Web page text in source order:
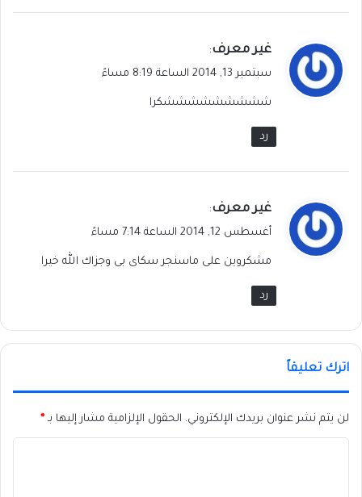
ي
ق
غير معرف:
سبتمبر 13, 2014 الساعة 8:19 مساءً
شششششششششكرا
رد
ي
ق
غير معرف:
أغسطس 12, 2014 الساعة 7:14 مساءً
مشكروين على ماسنجر سكاى بى وجزاك الله خيرا
رد
اترك تعليقاً
لن يتم نشر عنوان بريدك الإلكتروني. الحقول الإلزامية مشار إليها بـ*